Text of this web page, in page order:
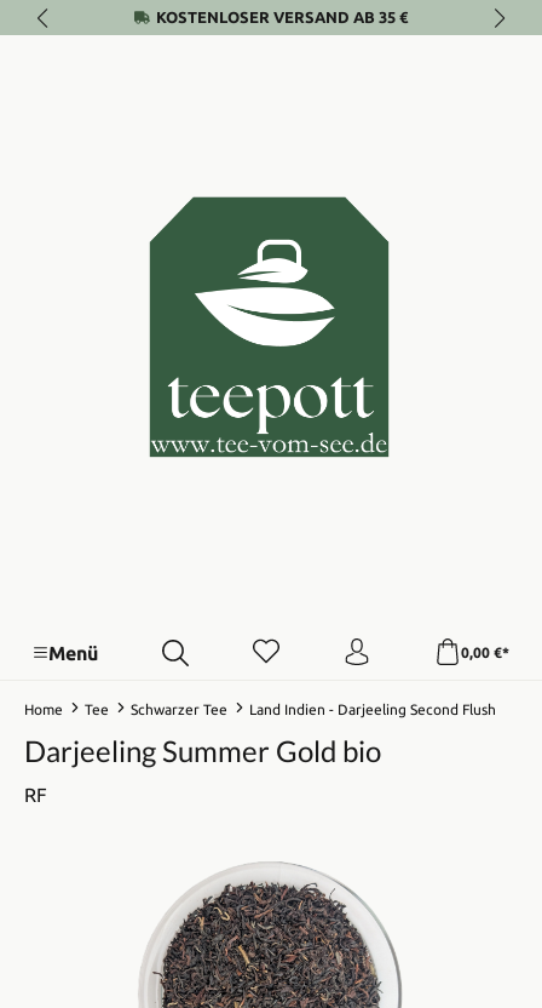
Zum Hauptinhalt springenKOSTENLOSER VERSAND AB 35 €
Menü 0,00 €*
Home Tee Schwarzer Tee Land Indien - Darjeeling Second Flush
Darjeeling Summer Gold bio
RF
Bildergalerie überspringen